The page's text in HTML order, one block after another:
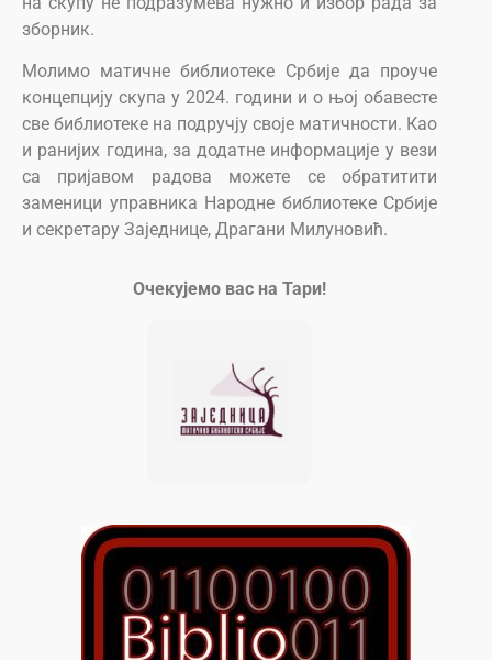
зборник.
Молимо ма­тич­не би­бли­о­те­ке Ср­би­је да проуче
концепцију скупа у 2024. години и о њој обавесте
све библиотеке на подручју своје матичности. Као
и ранијих година, за додатне информације у вези
са пријавом радова можете се обратитити
заменици управника Народне библиотеке Србије
и секретару Заједнице, Драгани Милуновић.
Очекујемо вас на Тари!